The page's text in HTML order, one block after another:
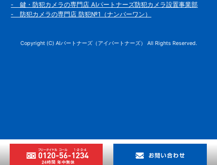
- 鍵・防犯カメラの専門店 AIパートナーズ防犯カメラ設置事業部
- 防犯カメラの専門店 防犯№1（ナンバーワン）
Copyright (C) AIパートナーズ（アイパートナーズ） All Rights Reserved.